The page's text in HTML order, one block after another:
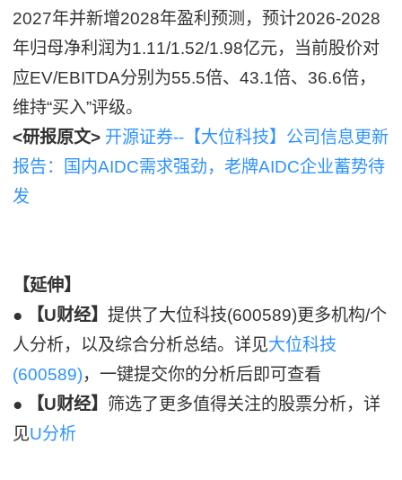
2027年并新增2028年盈利预测，预计2026-2028
年归母净利润为1.11/1.52/1.98亿元，当前股价对
应EV/EBITDA分别为55.5倍、43.1倍、36.6倍，
维持“买入”评级。
<研报原文> 开源证券--【大位科技】公司信息更新
报告：国内AIDC需求强劲，老牌AIDC企业蓄势待
发
【延伸】
●
【U财经】提供了大位科技(600589)更多机构/个
人分析，以及综合分析总结。详见大位科技
(600589)，一键提交你的分析后即可查看
●
【U财经】 筛选了更多值得关注的股票分析，详
见U分析